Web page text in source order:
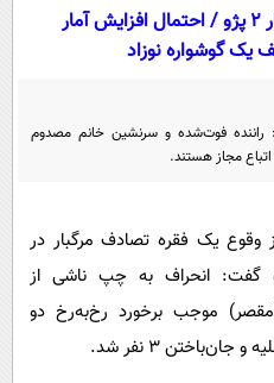
زیست
تفریح
خارجی
و هنر
کریپتو
مغزاقتصاد 2
۳کشته در آتش‌سوزی مرگبار ۲ پژو / احتمال افزایش آمار
یک گوشواره نوزاد
فوت‌شده و سرنشین خانم مصدوم
مجاز هستند.
وقوع یک فقره تصادف مرگبار در
گفت: انحراف به چپ ناشی از
موجب برخورد رخ‌به‌رخ دو